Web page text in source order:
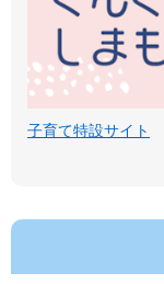
子育て特設サイト